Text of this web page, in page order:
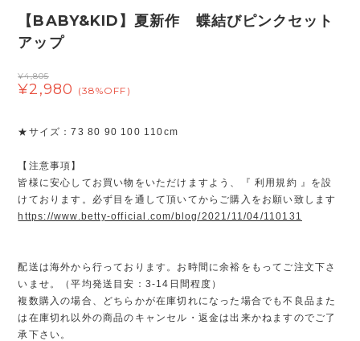
【BABY&KID】夏新作 蝶結びピンクセット
アップ
¥4,805
¥2,980 (38%OFF)
★サイズ：73 80 90 100 110cm
【注意事項】
皆様に安心してお買い物をいただけますよう、『 利用規約 』を設
けております。必ず目を通して頂いてからご購入をお願い致します
https://www.betty-official.com/blog/2021/11/04/110131
配送は海外から行っております。お時間に余裕をもってご注文下さ
いませ。（平均発送目安：3-14日間程度）
複数購入の場合、どちらかが在庫切れになった場合でも不良品また
は在庫切れ以外の商品のキャンセル・返金は出来かねますのでご了
承下さい。